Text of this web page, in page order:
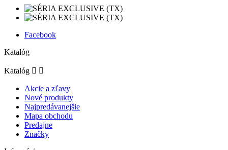
Facebook
Katalóg
Katalóg  
Akcie a zľavy
Nové produkty
Najpredávanejšie
Mapa obchodu
Predajne
Značky